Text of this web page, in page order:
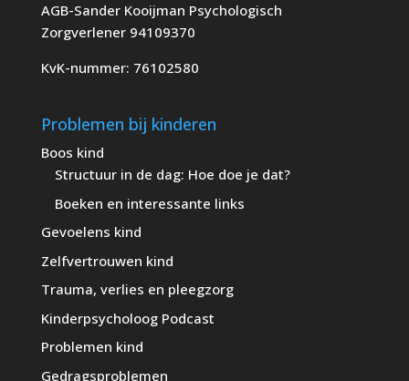
AGB-Sander Kooijman Psychologisch
Zorgverlener 94109370
KvK-nummer: 76102580
Problemen bij kinderen
Boos kind
Structuur in de dag: Hoe doe je dat?
Boeken en interessante links
Gevoelens kind
Zelfvertrouwen kind
Trauma, verlies en pleegzorg
Kinderpsycholoog Podcast
Problemen kind
Gedragsproblemen